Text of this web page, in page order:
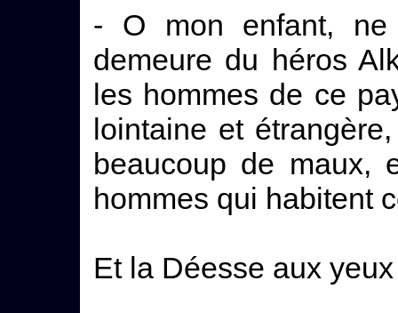
- O mon enfant, ne
demeure du héros
les hommes de ce
lointaine et
beaucoup de maux,
hommes qui habitent
Et la Déesse aux